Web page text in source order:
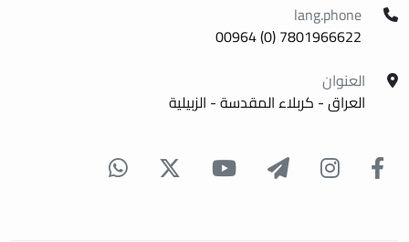
lang.phone
7801966622 (0) 00964
العنوان
العراق - كربلاء المقدسة - الزبيلية